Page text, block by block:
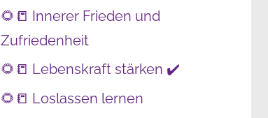
🌻📒 Innerer Frieden und
Zufriedenheit
🌻📒 Lebenskraft stärken ✔️
🌻📒 Loslassen lernen